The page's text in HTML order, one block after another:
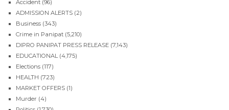
Accident (96)
ADMISSION ALERTS (2)
Business (343)
Crime in Panipat (5,210)
DIPRO PANIPAT PRESS RELEASE (7,143)
EDUCATIONAL (4,175)
Elections (117)
HEALTH (723)
MARKET OFFERS (1)
Murder (4)